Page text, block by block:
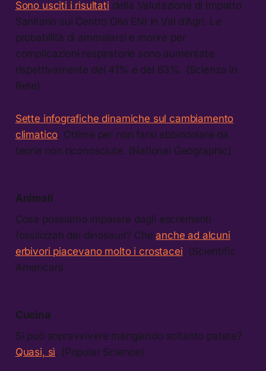
Sono usciti i risultati della Valutazione di Impatto
Sanitario sul Centro Olio ENI in Val d’Agri. Le
probabilità di ammalarsi e morire per
complicazioni respiratorie sono aumentate
rispettivamente del 41% e del 63%. (Scienza in
Rete)
Sette infografiche dinamiche sul cambiamento
climatico. Ottime per non farsi abbindolare da
teorie non riconosciute. (National Geographic)
Animali
Cosa possiamo imparare dagli escrementi
fossilizzati dei dinosauri? Cheanche ad alcuni
erbivori piacevano molto i crostacei. (Scientific
American)
Cucina
Si può sopravvivere mangiando soltanto patate?
Quasi, sì. (Popular Science)